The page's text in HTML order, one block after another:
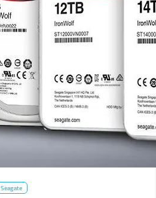
Seagate